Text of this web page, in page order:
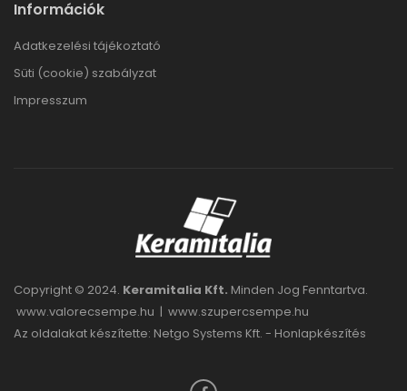
Információk
Adatkezelési tájékoztató
Süti (cookie) szabályzat
Impresszum
Copyright © 2024. Keramitalia Kft. Minden Jog Fenntartva.
www.valorecsempe.hu | www.szupercsempe.hu
Az oldalakat készítette: Netgo Systems Kft. - Honlapkészítés